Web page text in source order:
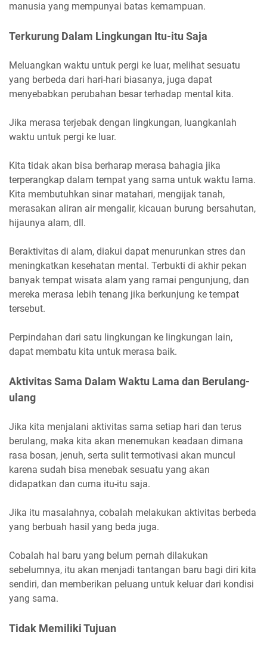
manusia yang mempunyai batas kemampuan.
Terkurung Dalam Lingkungan Itu-itu Saja
Meluangkan waktu untuk pergi ke luar, melihat sesuatu
yang berbeda dari hari-hari biasanya, juga dapat
menyebabkan perubahan besar terhadap mental kita.
Jika merasa terjebak dengan lingkungan, luangkanlah
waktu untuk pergi ke luar.
Kita tidak akan bisa berharap merasa bahagia jika
terperangkap dalam tempat yang sama untuk waktu lama.
Kita membutuhkan sinar matahari, mengijak tanah,
merasakan aliran air mengalir, kicauan burung bersahutan,
hijaunya alam, dll.
Beraktivitas di alam, diakui dapat menurunkan stres dan
meningkatkan kesehatan mental. Terbukti di akhir pekan
banyak tempat wisata alam yang ramai pengunjung, dan
mereka merasa lebih tenang jika berkunjung ke tempat
tersebut.
Perpindahan dari satu lingkungan ke lingkungan lain,
dapat membatu kita untuk merasa baik.
Aktivitas Sama Dalam Waktu Lama dan Berulang-
ulang
Jika kita menjalani aktivitas sama setiap hari dan terus
berulang, maka kita akan menemukan keadaan dimana
rasa bosan, jenuh, serta sulit termotivasi akan muncul
karena sudah bisa menebak sesuatu yang akan
didapatkan dan cuma itu-itu saja.
Jika itu masalahnya, cobalah melakukan aktivitas berbeda
yang berbuah hasil yang beda juga.
Cobalah hal baru yang belum pernah dilakukan
sebelumnya, itu akan menjadi tantangan baru bagi diri kita
sendiri, dan memberikan peluang untuk keluar dari kondisi
yang sama.
Tidak Memiliki Tujuan